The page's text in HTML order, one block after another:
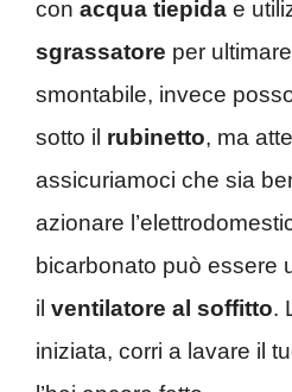
con acqua tiepida e
sgrassatore per
smontabile, invece
sotto il rubinetto, ma
assicuriamoci che sia
azionare
bicarbonato può essere
il ventilatore al soffitto.
iniziata, corri a lavare il